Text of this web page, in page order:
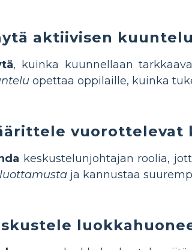
aktiivisen
, kuinka kuunnellaan
opettaa oppilaille, kuinka
vuorottelevat
keskustelunjohtajan roolia,
ja kannustaa